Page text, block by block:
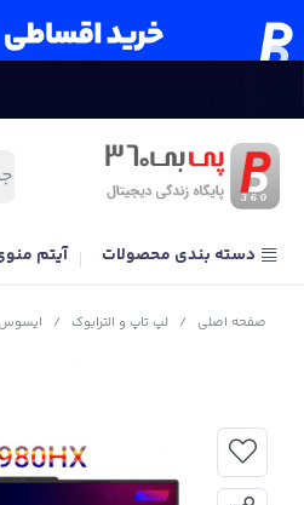
دسته بندی محصولات آیتم
صفحه اصلی / لپ تاپ و الترابوک / ایسوس